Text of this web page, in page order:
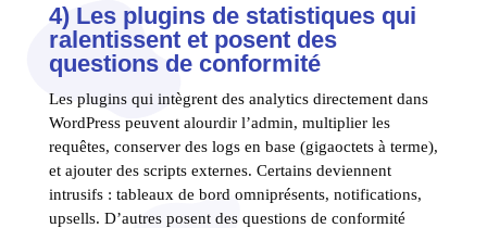
4) Les plugins de statistiques qui
ralentissent et posent des
questions de conformité
Les plugins qui intègrent des analytics directement dans
WordPress peuvent alourdir l’admin, multiplier les
requêtes, conserver des logs en base (gigaoctets à terme),
et ajouter des scripts externes. Certains deviennent
intrusifs : tableaux de bord omniprésents, notifications,
upsells. D’autres posent des questions de conformité